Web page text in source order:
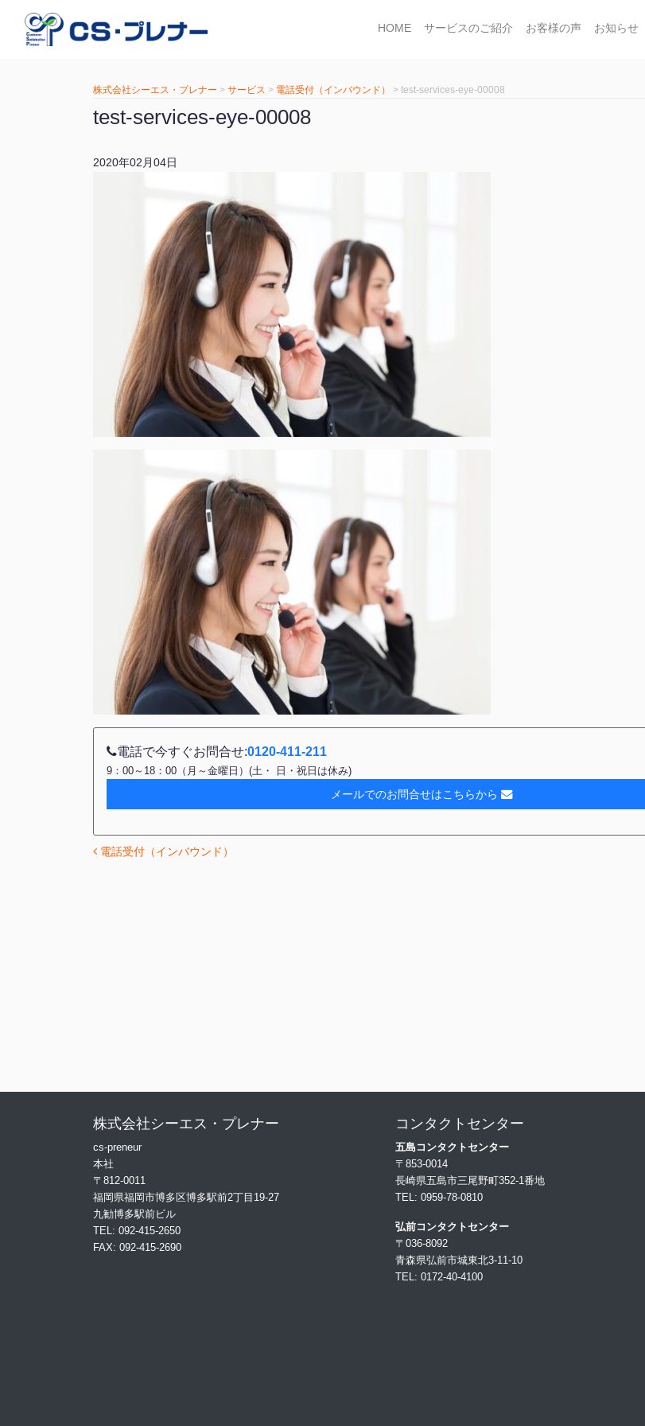
HOME
サービスのご紹介 お客様の声 お知らせ
株式会社シーエス・プレナー > サービス > 電話受付（インバウンド） > test-services-eye-00008
test-services-eye-00008
2020年02月04日
電話で今すぐお問合せ:0120-411-211
9：00～18：00（月～金曜日）(土・ 日・祝日は休み)
メールでのお問合せはこちらから
電話受付（インバウンド）
株式会社シーエス・プレナー
cs-preneur
本社
〒812-0011
福岡県福岡市博多区博多駅前2丁目19-27
九勧博多駅前ビル
TEL: 092-415-2650
FAX: 092-415-2690
コンタクトセンター
五島コンタクトセンター
〒853-0014
長崎県五島市三尾野町352-1番地
TEL: 0959-78-0810
弘前コンタクトセンター
〒036-8092
青森県弘前市城東北3-11-10
TEL: 0172-40-4100